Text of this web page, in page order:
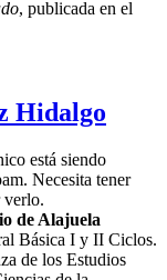
, publicada en el
Hidalgo
está siendo
Necesita tener
verlo.
de Alajuela
Básica I y II Ciclos.
de los Estudios